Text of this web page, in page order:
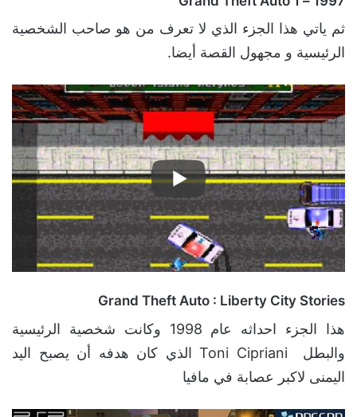
ثم ياتي هذا الجزء الذي لا تعرف من هو صاحب الشخصية
الرئيسية و مجهول القصة أيضا.
Grand Theft Auto : Liberty City Stories
هذا الجزء احداثه عام 1998 وكانت شخصية الرئيسية
والبطل Toni Cipriani الذي كان هدفه أن يصبح اليد
اليمنى لاكبر عصابة في مافيا